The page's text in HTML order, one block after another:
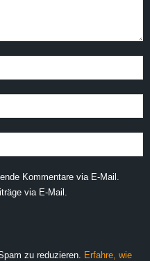
Kommentare via E-Mail.
via E-Mail.
zu reduzieren.
Erfahre, wie